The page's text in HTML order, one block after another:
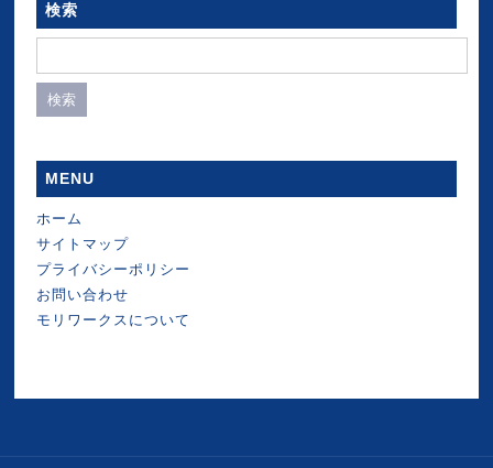
検索
索:
MENU
ホーム
サイトマップ
プライバシーポリシー
お問い合わせ
モリワークスについて